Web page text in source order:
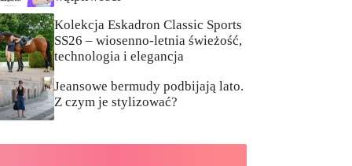
Kolekcja Eskadron Classic Sports
SS26 – wiosenno-letnia świeżość,
technologia i elegancja
Jeansowe bermudy podbijają lato.
Z czym je stylizować?